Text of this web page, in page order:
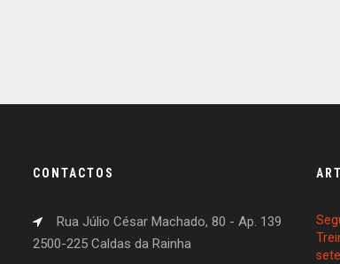
CONTACTOS
Rua Júlio César Machado, 80 - Ap. 139
2500-225 Caldas da Rainha